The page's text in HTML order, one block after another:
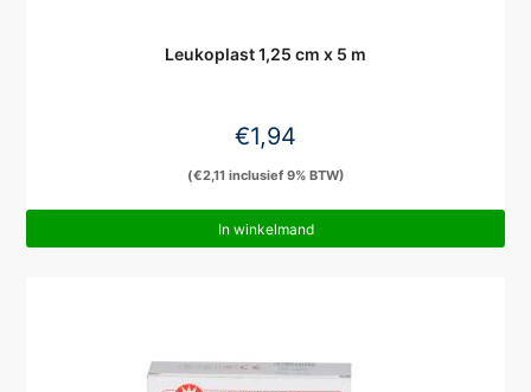
Leukoplast 1,25 cm x 5 m
€1,94
(€2,11 inclusief 9% BTW)
In winkelmand